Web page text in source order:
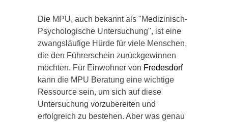
Die MPU, auch bekannt als "Medizinisch-
Psychologische Untersuchung", ist eine
zwangsläufige Hürde für viele Menschen,
die den Führerschein zurückgewinnen
möchten. Für Einwohner von Fredesdorf
kann die MPU Beratung eine wichtige
Ressource sein, um sich auf diese
Untersuchung vorzubereiten und
erfolgreich zu bestehen. Aber was genau